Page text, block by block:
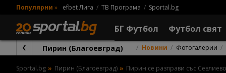
Популярни » efbet Лига ТВ Програма Sportal.bg
БГ Футбол Футбол свят
Пирин (Благоевград) Новини Фотогалерии
Sportal.bg Пирин (Благоевград) Пирин се разправи със